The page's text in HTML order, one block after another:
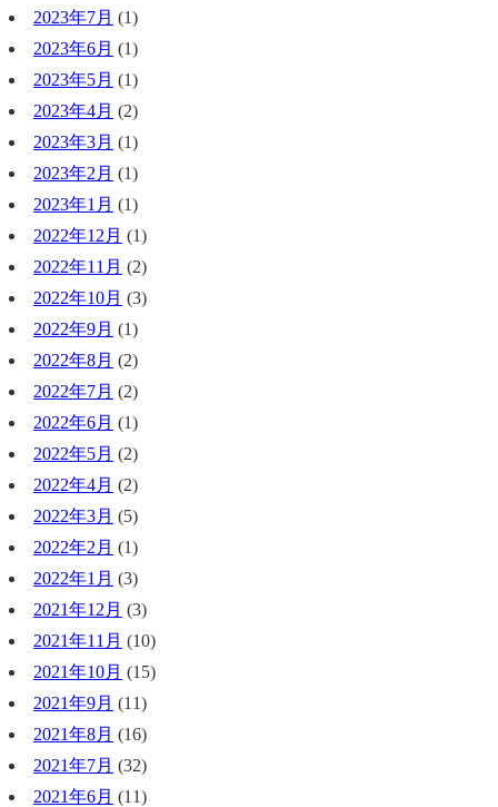
2023年7月 (1)
2023年6月 (1)
2023年5月 (1)
2023年4月 (2)
2023年3月 (1)
2023年2月 (1)
2023年1月 (1)
2022年12月 (1)
2022年11月 (2)
2022年10月 (3)
2022年9月 (1)
2022年8月 (2)
2022年7月 (2)
2022年6月 (1)
2022年5月 (2)
2022年4月 (2)
2022年3月 (5)
2022年2月 (1)
2022年1月 (3)
2021年12月 (3)
2021年11月 (10)
2021年10月 (15)
2021年9月 (11)
2021年8月 (16)
2021年7月 (32)
2021年6月 (11)